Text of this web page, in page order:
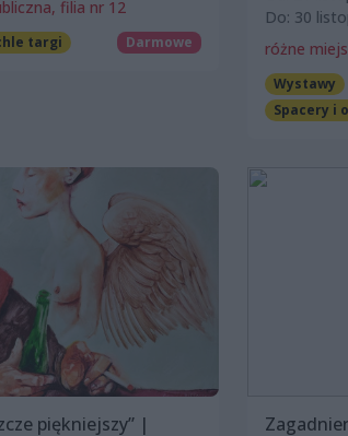
filia nr 12
targi Darmowe
Do: 30
różne
Wystawy
Spacery i
piękniejszy” |